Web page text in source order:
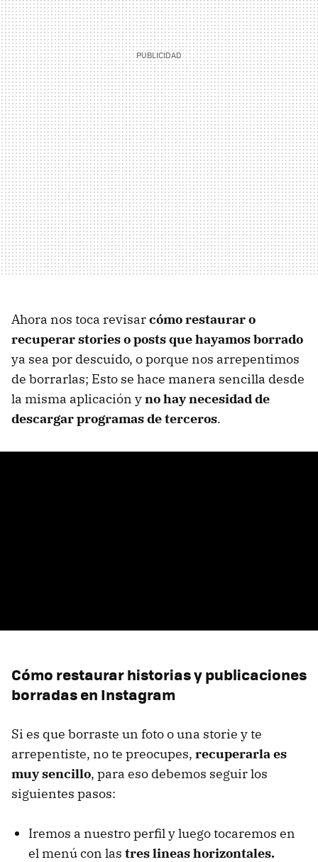
Ahora nos toca revisarcómo restaurar o
recuperar stories o posts que hayamos borrado
ya sea por descuido, o porque nos arrepentimos
de borrarlas; Esto se hace manera sencilla desde
la misma aplicación yno hay necesidad de
descargar programas de terceros.
Cómo restaurar historias y publicaciones
borradas en Instagram
Si es que borraste un foto o una storie y te
arrepentiste, no te preocupes, recuperarla es
muy sencillo, para eso debemos seguir los
siguientes pasos:
Iremos a nuestro perfil y luego tocaremos en
el menú con las tres lineas horizontales.